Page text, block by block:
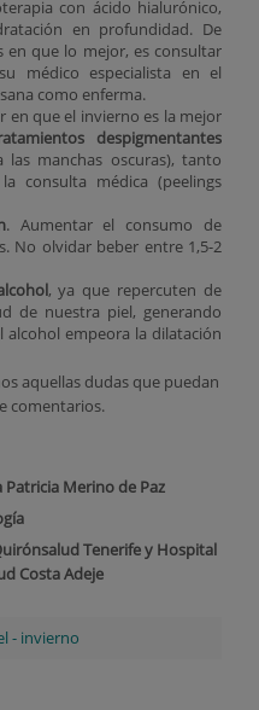
con ácido hialurónico,
en profundidad. De
en que lo mejor, es consultar
médico especialista en el
como enferma.
en que el invierno es la mejor
despigmentantes
las manchas oscuras), tanto
consulta médica (peelings
. Aumentar el consumo de
No olvidar beber entre 1,5-2
, ya que repercuten de
de nuestra piel, generando
alcohol empeora la dilatación
aquellas dudas que puedan
comentarios.
Patricia Merino de Paz
Tenerife y Hospital
Costa Adeje
- invierno